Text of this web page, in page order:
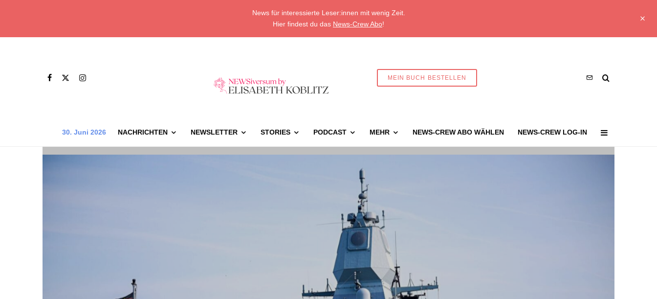
News für interessierte Leser:innen mit wenig Zeit.
Hier findest du das News-Crew Abo!
MEIN BUCH BESTELLEN
30. Juni 2026 NACHRICHTEN NEWSLETTER STORIES PODCAST MEHR NEWS-CREW ABO WÄHLEN NEWS-CREW LOG-IN